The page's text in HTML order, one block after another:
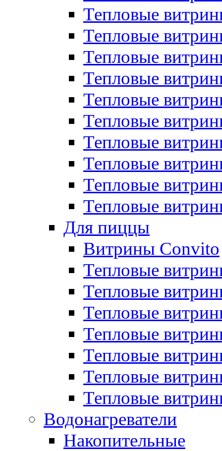
Тепловые
Тепловые
Тепловые
Тепловые
Тепловые
Тепловые
Тепловые
Тепловые
Тепловые
Тепловые
Для пиццы
Витрины Convito
Тепловые
Тепловые
Тепловые
Тепловые
Тепловые
Тепловые
Тепловые
Водонагреватели
Накопительные